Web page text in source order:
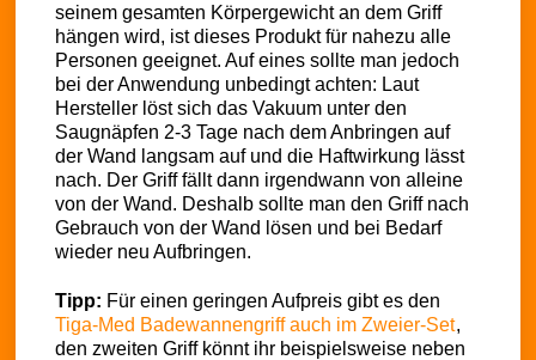
seinem gesamten Körpergewicht an dem Griff
hängen wird, ist dieses Produkt für nahezu alle
Personen geeignet. Auf eines sollte man jedoch
bei der Anwendung unbedingt achten: Laut
Hersteller löst sich das Vakuum unter den
Saugnäpfen 2-3 Tage nach dem Anbringen auf
der Wand langsam auf und die Haftwirkung lässt
nach. Der Griff fällt dann irgendwann von alleine
von der Wand. Deshalb sollte man den Griff nach
Gebrauch von der Wand lösen und bei Bedarf
wieder neu Aufbringen.
Tipp: Für einen geringen Aufpreis gibt es den
Tiga-Med Badewannengriff auch im Zweier-Set,
den zweiten Griff könnt ihr beispielsweise neben